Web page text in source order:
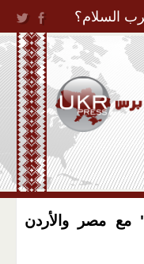
السلام؟
مع مصر والأردن